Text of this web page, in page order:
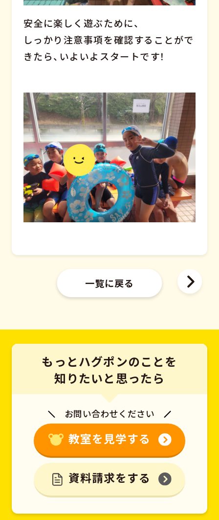
安全に楽しく遊ぶために、
しっかり注意事項を確認することがで
きたら、いよいよスタートです！
一覧に戻る
もっとハグポンのことを
知りたいと思ったら
お問い合わせください
教室を見学する
資料請求をする